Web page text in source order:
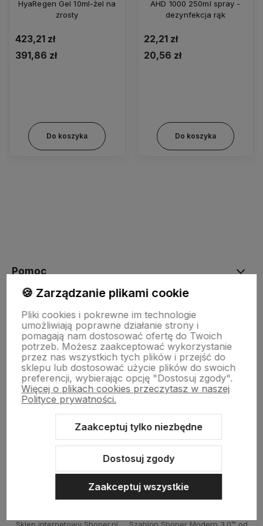
HyaRegen Gel 10ml-żel na
zrosty
423,21 zł
391,86 zł
Do koszyka
AHD 1000 250ml spray -
dezynfekcja rąk
22,21 zł
20,56 zł
Do koszyka
Pomoc
Moje konto
Płatności i dostawa
Informacje
🍪 Zarządzanie plikami cookie
Pliki cookies i pokrewne im technologie
umożliwiają poprawne działanie strony i
pomagają nam dostosować ofertę do Twoich
potrzeb. Możesz zaakceptować wykorzystanie
przez nas wszystkich tych plików i przejść do
sklepu lub dostosować użycie plików do swoich
preferencji, wybierając opcję "Dostosuj zgody".
Więcej o plikach cookies przeczytasz w naszej
Polityce prywatności.
Zaakceptuj tylko niezbędne
Dostosuj zgody
Zaakceptuj wszystkie